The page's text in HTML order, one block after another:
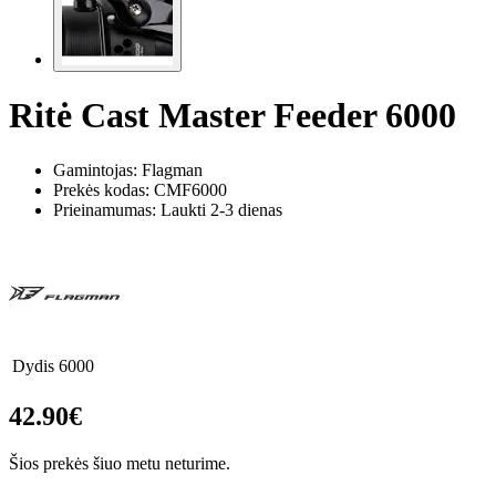
Ritė Cast Master Feeder 6000
Gamintojas: Flagman
Prekės kodas: CMF6000
Prieinamumas: Laukti 2-3 dienas
Dydis 6000
42.90€
Šios prekės šiuo metu neturime.